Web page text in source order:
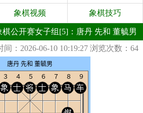
象棋视频 象棋技巧
公开赛女子组[5]：唐丹 先和 董毓男
间：2026-06-10 10:19:27 浏览次数：64